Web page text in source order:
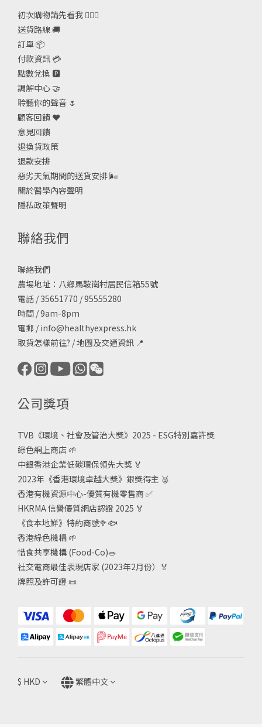
初次購物請先看我 🙋🏻‍♀️
送貨路線 🚚
訂單 📦
付款資訊 💳
點數兌換 🅿️
調解中心 🤝
聆聽你的聲音 🌷
顧客回饋 ❤️
意見回饋
退換貨政策
退款安排
惡劣天氣期間的送貨安排🌬
關於醫學內容聲明
隱私政策聲明
聯絡我們
聯絡我們
農場地址：八鄉馬鞍崗村居民信箱55號
電話 / 35651770 / 95555280
時間 / 9am-8pm
電郵 / info@healthyexpress.hk
取貨怎樣前往? /地圖及交通資訊 📍
公司獎項
TVB《環境、社會及管治大獎》2025 - ESG特別嘉許獎
綠色網上商店 🌱
中銀香港企業低碳環保領先大獎 🏅
2023年《香港環境卓越大獎》銀獎得主 🥈
香港有機資源中心-優質有機零售商✅
HKRMA 信譽優質網店認證 2025 🏅
《食本地鮮》特約商號🥦🐟
香港綠色機構 🌱
惜食共享機構 (Food-Co)🥗
社交電商最佳表現店家 (2023年2月份）🏅
牌照及許可證 📜
$ HKD 繁體中文